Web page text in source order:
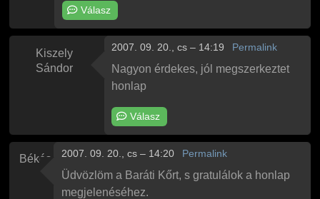
Válasz
Kiszely
Sándor
2007. 09. 20., cs – 14:19 Permalink
Nagyon érdekes, jól megszerkeztet
honlap
Válasz
Békés 2007. 09. 20., cs – 14:20 Permalink
Üdvözlöm a Baráti Kőrt, s gratulálok a honlap
megjelenéséhez.